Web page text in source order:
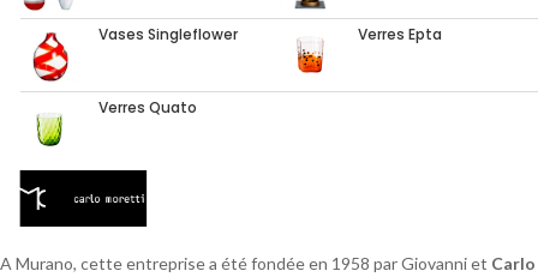
Vases Singleflower Verres Epta
Verres Quato
A Murano, cette entreprise a été fondée en 1958 par Giovanni et Carlo